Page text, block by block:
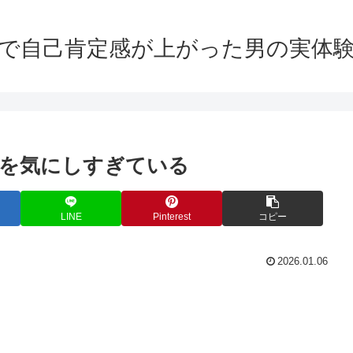
自己肯定感が上がった男の実体
気にしすぎている
LINE Pinterest コピー
2026.01.06